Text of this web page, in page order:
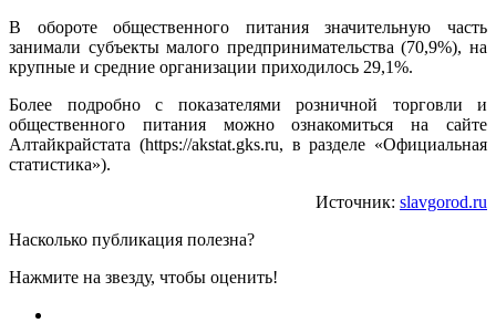
В обороте общественного питания значительную часть
занимали субъекты малого предпринимательства (70,9%), на
крупные и средние организации приходилось 29,1%.
Более подробно с показателями розничной торговли и
общественного питания можно ознакомиться на сайте
Алтайкрайстата (https://akstat.gks.ru, в разделе «Официальная
статистика»).
Источник: slavgorod.ru
Насколько публикация полезна?
Нажмите на звезду, чтобы оценить!